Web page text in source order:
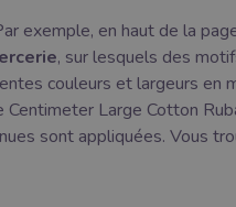
exemple, en haut de la
, sur lesquels des
couleurs et largeurs en
Large Cotton
sont appliquées. Vous